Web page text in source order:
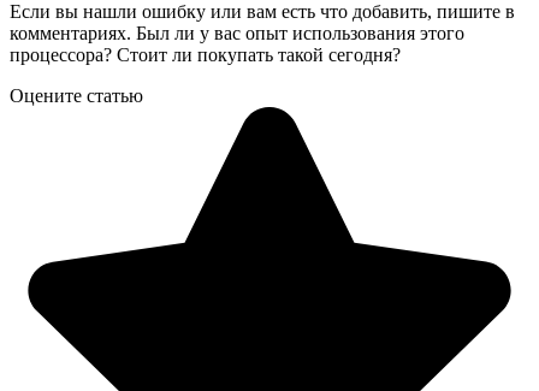
Если вы нашли ошибку или вам есть что добавить, пишите в
комментариях. Был ли у вас опыт использования этого
процессора? Стоит ли покупать такой сегодня?
Оцените статью